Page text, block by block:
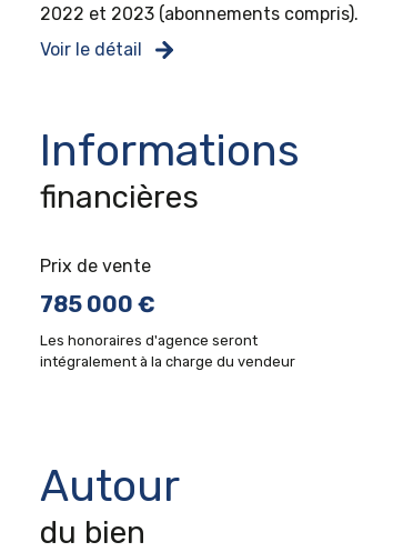
2022 et 2023 (abonnements compris).
Voir le détail
Informations
financières
Prix de vente
785 000 €
Les honoraires d'agence seront
intégralement à la charge du vendeur
Autour
du bien